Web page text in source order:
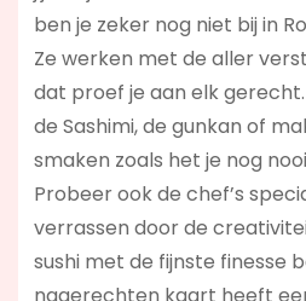
ben je zeker nog niet bij in
Ze werken met de aller
dat proef je aan elk
de Sashimi, de gunkan of
smaken zoals het je nog
Probeer ook de chef’s
verrassen door de
sushi met de fijnste finesse